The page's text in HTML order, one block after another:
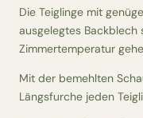
Die Teiglinge mit
ausgelegtes
Zimmertemperatur
Mit der bemehlten
Längsfurche jeden